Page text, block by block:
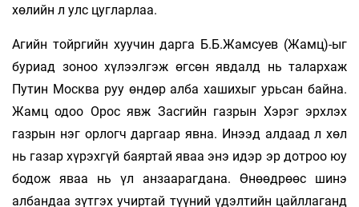
хөлийн л улс цугларлаа.
Агийн тойргийн хуучин дарга Б.Б.Жамсуев (Жамц)-ыг
буриад зоноо хүлээлгэж өгсөн явдалд нь талархаж
Путин Москва руу өндөр алба хашихыг урьсан байна.
Жамц одоо Орос явж Засгийн газрын Хэрэг эрхлэх
газрын нэг орлогч даргаар явна. Инээд алдаад л хөл
нь газар хүрэхгүй баяртай яваа энэ идэр эр дотроо юу
бодож яваа нь үл анзаарагдана. Өнөөдрөөс шинэ
албандаа зүтгэх учиртай түүний үдэлтийн цайллаганд